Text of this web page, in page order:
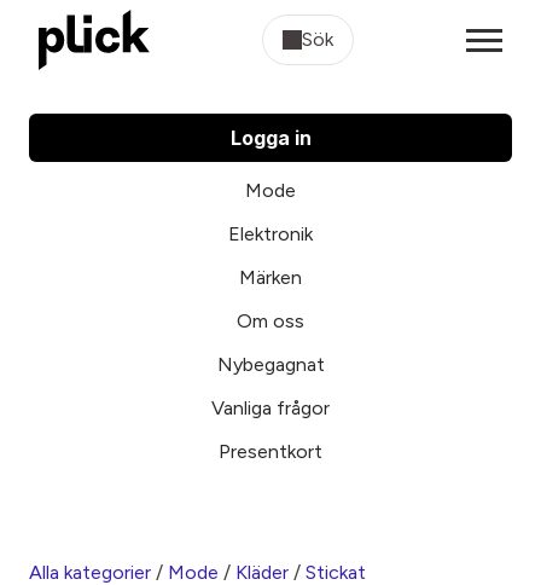
Sök
Logga in
Mode
Elektronik
Märken
Om oss
Nybegagnat
Vanliga frågor
Presentkort
Alla kategorier / Mode / Kläder / Stickat